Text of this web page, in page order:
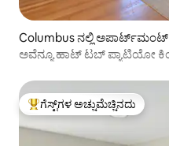
Columbus ನಲ್ಲಿ ಅಪಾರ್ಟ್‌ಮಂಟ್
ಗೆಸ್ಟ್‌ಗಳಿಗೆ ಅತಿ ಹೆಚ್ಚು ಅಚ್ಚುಮೆಚ್ಚಿನದು
ಗೆಸ್ಟ್‌ಗಳ ಅಚ್ಚುಮೆಚ್ಚಿನದು